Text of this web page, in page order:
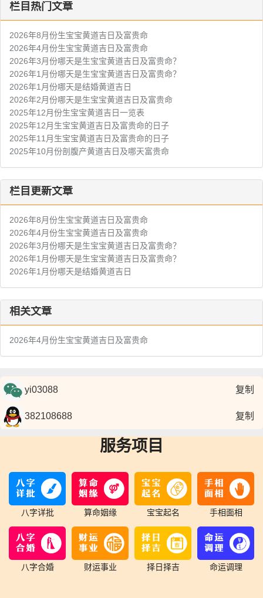
栏目热门文章
2026年8月份生宝宝黄道吉日及富贵命
2026年4月份生宝宝黄道吉日及富贵命
2026年3月份哪天是生宝宝黄道吉日及富贵命？
2026年1月份哪天是生宝宝黄道吉日及富贵命？
2026年1月份哪天是结婚黄道吉日
2026年2月份哪天是生宝宝黄道吉日及富贵命
2025年12月份生宝宝黄道吉日一览表
2025年12月生宝宝黄道吉日及富贵命的日子
2025年11月生宝宝黄道吉日及富贵命的日子
2025年10月份剖腹产黄道吉日及哪天富贵命
栏目更新文章
2026年8月份生宝宝黄道吉日及富贵命
2026年4月份生宝宝黄道吉日及富贵命
2026年3月份哪天是生宝宝黄道吉日及富贵命？
2026年1月份哪天是生宝宝黄道吉日及富贵命？
2026年1月份哪天是结婚黄道吉日
相关文章
2026年4月份生宝宝黄道吉日及富贵命
复制
复制
服务项目
八字详批 算命姻缘 宝宝起名 手相面相
八字合婚 财运事业 择日择吉 命运调理